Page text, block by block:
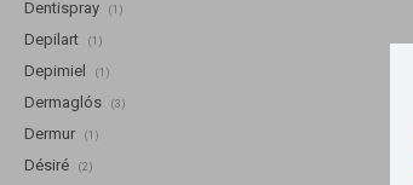
Dentispray (1)
Depilart (1)
Depimiel (1)
Dermaglós (3)
Dermur (1)
Désiré (2)